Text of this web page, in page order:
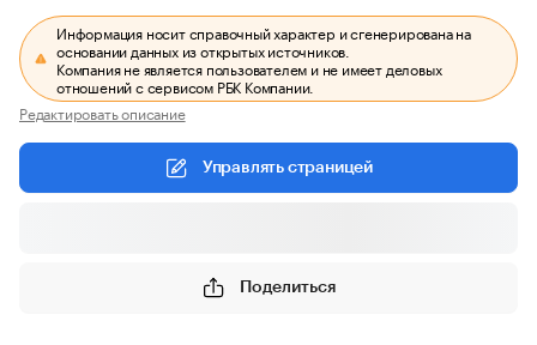
Информация носит справочный характер и сгенерирована на
основании данных из открытых источников.
Компания не является пользователем и не имеет деловых
отношений с сервисом РБК Компании.
Редактировать описание
Управлять страницей
Поделиться